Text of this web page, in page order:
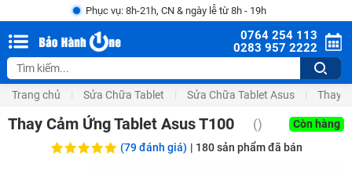
Phục vụ: 8h-21h, CN & ngày lễ từ 8h - 19h
0764 254 113
0283 957 2222
Trang chủ Sửa Chữa Tablet Sửa Chữa Tablet Asus Thay
Thay Cảm Ứng Tablet Asus T100 ()
Còn hàng
(79 đánh giá) | 180sản phẩm đã bán